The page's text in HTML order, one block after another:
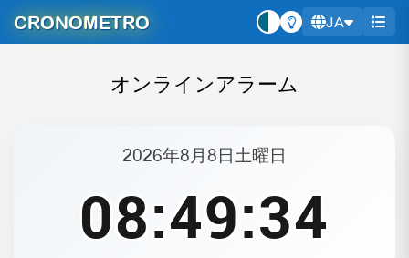
CRONOMETRO JA
オンラインアラーム
2026年8月8日土曜日
08:49:34